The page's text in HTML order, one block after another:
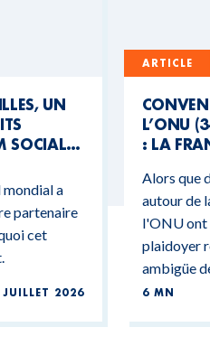
UN
SOCIAL
mondial a
partenaire
cet
JUILLET 2026
ARTICLE
L’ONU
: LA
Alors que
autour de
l'ONU ont
plaidoyer
ambigüe
6 MN